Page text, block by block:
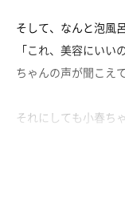
そして、なんと泡風
「これ、美容にい
ちゃんの声が聞こえ
それにしても小春ち